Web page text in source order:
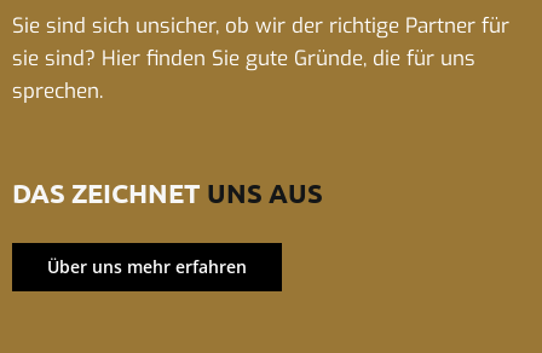
Sie sind sich unsicher, ob wir der richtige Partner für
sie sind? Hier finden Sie gute Gründe, die für uns
sprechen.
DAS ZEICHNET UNS AUS
Über uns mehr erfahren